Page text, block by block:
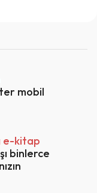
mobil
e-kitap
binlerce